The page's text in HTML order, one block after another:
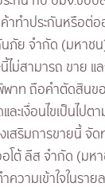
าทำประกันหรือต่
ภัย จำกัด (มหาช
ไม่สามารถ ขาย แ
าท ถือคำตัดสินข
ละเงื่อนไขเป็นไ
เสริมการขายนี้ จั
โต้ ลีส จำกัด (มห
ความเข้าใจในรา